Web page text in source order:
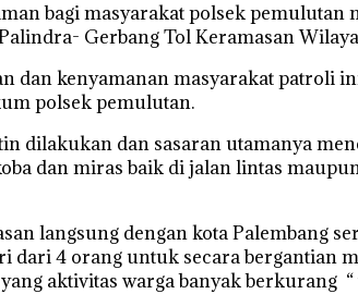
bagi masyarakat polsek pemulutan
Gerbang Tol Keramasan
kenyamanan masyarakat patroli
polsek pemulutan.
dan sasaran utamanya
dan miras baik di jalan lintas
langsung dengan kota Palembang
dari 4 orang untuk secara bergantian
aktivitas warga banyak berkurang